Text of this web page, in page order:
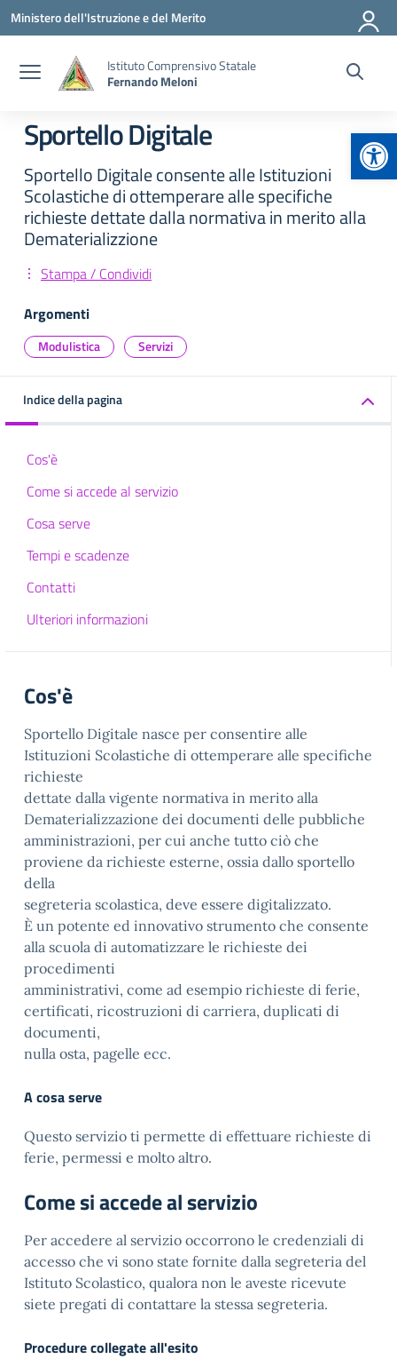
Vai ai contenuti
Vai al menu di navigazione
Vai al footer
Ministero dell'Istruzione e del Merito
Istituto Comprensivo Statale
Fernando Meloni
Sportello Digitale
Sportello Digitale consente alle Istituzioni
Scolastiche di ottemperare alle specifiche
richieste dettate dalla normativa in merito alla
Dematerializzione
Stampa / Condividi
Argomenti
Modulistica Servizi
Indice della pagina
Cos'è
Come si accede al servizio
Cosa serve
Tempi e scadenze
Contatti
Ulteriori informazioni
Cos'è
Sportello Digitale nasce per consentire alle
Istituzioni Scolastiche di ottemperare alle specifiche
richieste
dettate dalla vigente normativa in merito alla
Dematerializzazione dei documenti delle pubbliche
amministrazioni, per cui anche tutto ciò che
proviene da richieste esterne, ossia dallo sportello
della
segreteria scolastica, deve essere digitalizzato.
È un potente ed innovativo strumento che consente
alla scuola di automatizzare le richieste dei
procedimenti
amministrativi, come ad esempio richieste di ferie,
certificati, ricostruzioni di carriera, duplicati di
documenti,
nulla osta, pagelle ecc.
A cosa serve
Questo servizio ti permette di effettuare richieste di
ferie, permessi e molto altro.
Come si accede al servizio
Per accedere al servizio occorrono le credenziali di
accesso che vi sono state fornite dalla segreteria del
Istituto Scolastico, qualora non le aveste ricevute
siete pregati di contattare la stessa segreteria.
Procedure collegate all'esito